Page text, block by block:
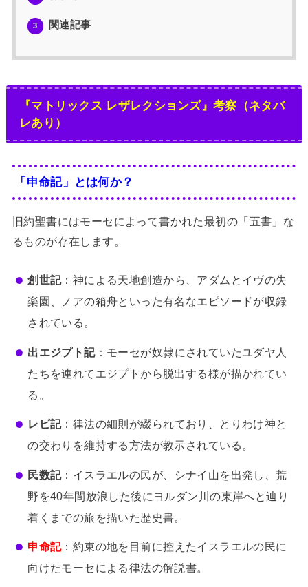
3 関連記事
『マトリックス レザレクションズ』考察（ネタバ
レあり）
「申命記」とは何か？
旧約聖書にはモーセによって書かれた最初の「五書」な
るものが存在します。
創世記：神による天地創造から、アダムとイヴの失
楽園、ノアの箱舟といった有名なエピソードが収録
されている。
出エジプト記：モーセが奴隷にされていたユダヤ人
たちを連れてエジプトから脱出する様が描かれてい
る。
レビ記：律法の細則が綴られており、とりわけ神と
の交わりを維持する方法が教示されている。
民数記：イスラエルの民が、シナイ山を出発し、荒
野を40年間放浪した後にヨルダン川の東岸へと辿り
着くまでの旅を描いた歴史書。
申命記：約束の地を目前に控えたイスラエルの民に
向けたモーセによる律法の解説書。